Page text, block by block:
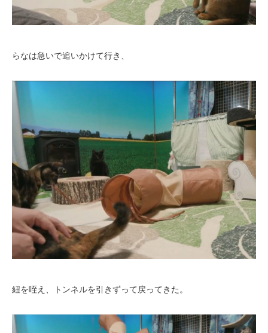
らなは急いで追いかけて行き、
紐を咥え、トンネルを引きずって戻ってきた。